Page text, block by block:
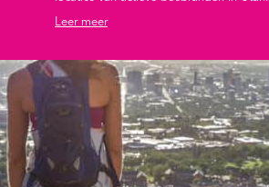
Leer meer